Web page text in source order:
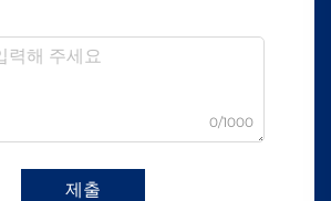
0/1000
제출